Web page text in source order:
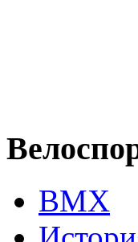
ВМХ